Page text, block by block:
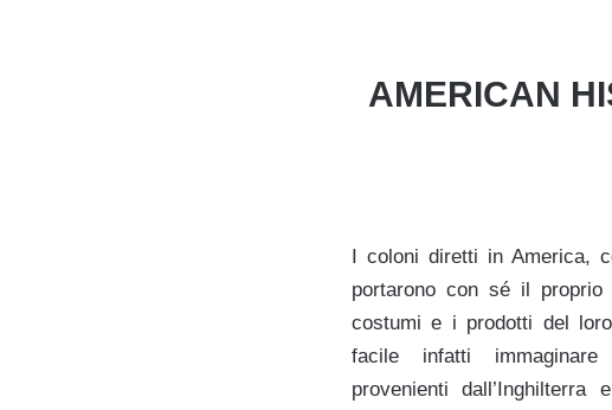
AMERICAN
I coloni diretti in America,
portarono con sé il proprio
costumi e i prodotti del
facile infatti
provenienti dall’Inghilterra